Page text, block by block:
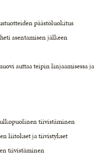
päästöluokitus
asentamisen jälkeen
auttaa teipin linjaamisessa ja
tiivistäminen
liitokset ja tiivistykset
tiivistäminen